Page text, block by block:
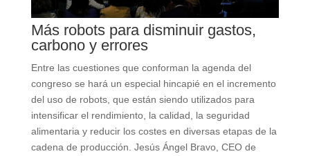
Más robots para disminuir gastos,
carbono y errores
Entre las cuestiones que conforman la agenda del
congreso se hará un especial hincapié en el incremento
del uso de robots, que están siendo utilizados para
intensificar el rendimiento, la calidad, la seguridad
alimentaria y reducir los costes en diversas etapas de la
cadena de producción. Jesús Ángel Bravo, CEO de